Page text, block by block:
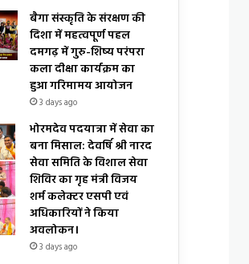
बैगा संस्कृति के संरक्षण की
दिशा में महत्वपूर्ण पहल
दमगढ़ में गुरु-शिष्य परंपरा
कला दीक्षा कार्यक्रम का
हुआ गरिमामय आयोजन
3 days ago
भोरमदेव पदयात्रा में सेवा का
बना मिसाल: देवर्षि श्री नारद
सेवा समिति के विशाल सेवा
शिविर का गृह मंत्री विजय
शर्म कलेक्टर एसपी एवं
अधिकारियों ने किया
अवलोकन।
3 days ago